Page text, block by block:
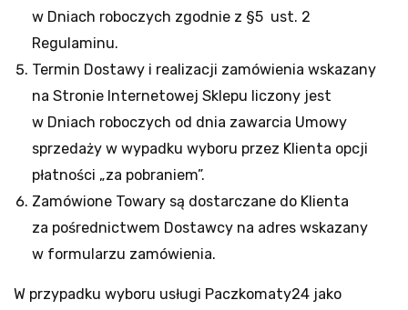
w Dniach roboczych zgodnie z §5 ust. 2
Regulaminu.
Termin Dostawy i realizacji zamówienia wskazany
na Stronie Internetowej Sklepu liczony jest
w Dniach roboczych od dnia zawarcia Umowy
sprzedaży w wypadku wyboru przez Klienta opcji
płatności „za pobraniem”.
Zamówione Towary są dostarczane do Klienta
za pośrednictwem Dostawcy na adres wskazany
w formularzu zamówienia.
W przypadku wyboru usługi Paczkomaty24 jako